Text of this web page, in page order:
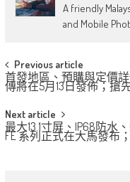
A friendly
and Mobile
Post
navigation
Previous article
首發地區、預購與定價詳
傳將在5月13日發佈；搶
Next article
最大13.1寸屏、IP68防水
FE 系列正式在大馬發布